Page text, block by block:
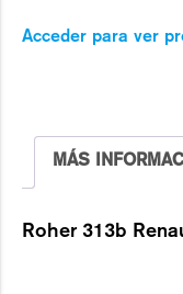
Acceder para ver
MÁS
Roher 313b